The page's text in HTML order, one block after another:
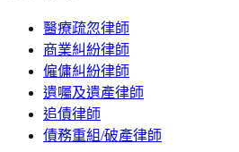
醫療疏忽律師
商業糾紛律師
僱傭糾紛律師
遺囑及遺產律師
追債律師
債務重組/破產律師